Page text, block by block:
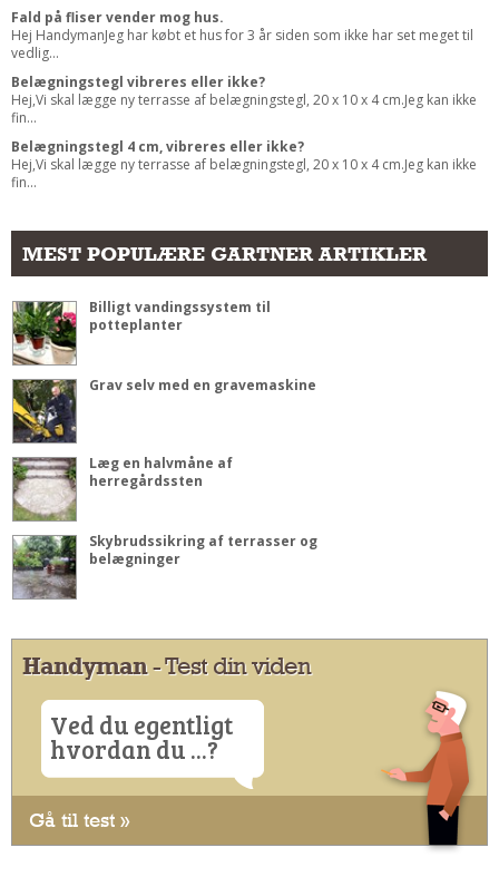
Fald på fliser vender mog hus.
Hej HandymanJeg har købt et hus for 3 år siden som ikke har set meget til
vedlig...
Belægningstegl vibreres eller ikke?
Hej,Vi skal lægge ny terrasse af belægningstegl, 20 x 10 x 4 cm.Jeg kan ikke
fin...
Belægningstegl 4 cm, vibreres eller ikke?
Hej,Vi skal lægge ny terrasse af belægningstegl, 20 x 10 x 4 cm.Jeg kan ikke
fin...
MEST POPULÆRE GARTNER ARTIKLER
Billigt vandingssystem til
potteplanter
Grav selv med en gravemaskine
Læg en halvmåne af
herregårdssten
Skybrudssikring af terrasser og
belægninger
Handyman- Test din viden
Ved du egentligt
hvordan du ...?
Gå til test »